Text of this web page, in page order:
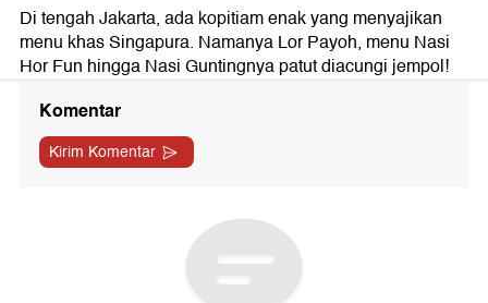
Di tengah Jakarta, ada kopitiam enak yang menyajikan
menu khas Singapura. Namanya Lor Payoh, menu Nasi
Hor Fun hingga Nasi Guntingnya patut diacungi jempol!